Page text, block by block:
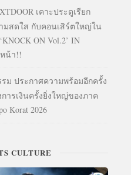
เคาะประตูเรียก
มสดใส กับคอนเสิร์ตใหญ่ใน
ON Vol.2’ IN
หน้า!!
ม ประกาศความพร้อมอีกครั้ง
ารเงินครั้งยิ่งใหญ่ของภาค
Korat 2026
CULTURE